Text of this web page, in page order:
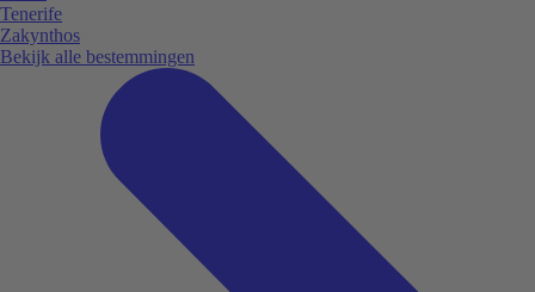
Tenerife
Zakynthos
Bekijk alle bestemmingen